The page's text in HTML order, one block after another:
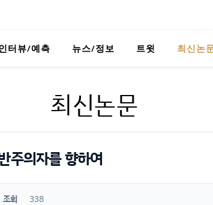
터뷰/예측 뉴스/정보 트윗 최신논
최신논문
주의자를 향하여
조회 338